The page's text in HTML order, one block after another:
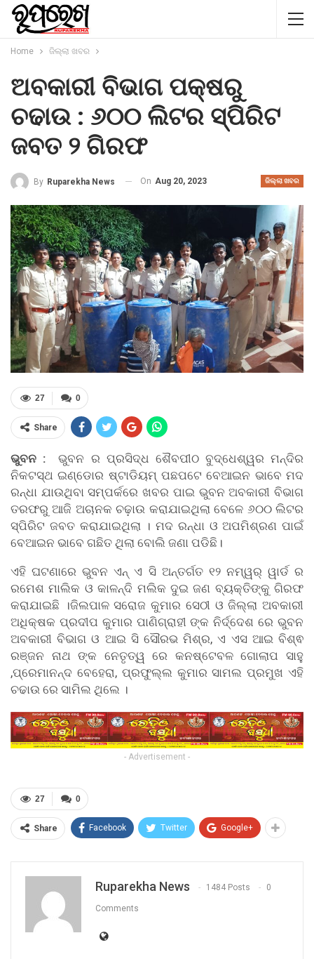
Home ଜିଲ୍ଲା ଖବର
ଅବକାରୀ ବିଭାଗ ପକ୍ଷରୁ
ଚଢାଉ : ୬୦୦ ଲିଟର ସ୍ପିରିଟ
ଜବତ ୨ ଗିରଫ
ଜିଲ୍ଲା ଖବର
By Ruparekha News On Aug 20, 2023
0
27
Share
ଭୁବନ : ଭୁବନ ର ପ୍ରସିଦ୍ଧ ଶୈବପୀଠ ବୁଦ୍ଧେଶ୍ୱର ମନ୍ଦିର
ନିକଟସ୍ଥ ଇଣ୍ଡୋର ଷ୍ଟାଡିୟମ୍ ପଛପଟେ ବେଆଇନ ଭାବେ ମଦ
ରନ୍ଧା ଯାଉଥିବା ସମ୍ପର୍କରେ ଖବର ପାଇ ଭୁବନ ଅବକାରୀ ବିଭାଗ
ତରଫରୁ ଆଜି ଅଚାନକ ଚଢ଼ାଉ କରାଯାଇଥିଲା ବେଳେ ୬୦୦ ଲିଟର
ସ୍ପିରିଟ ଜବତ କରାଯାଇଥିଲା । ମଦ ରନ୍ଧା ଓ ଅପମିଶ୍ରଣ ପାଇଁ
ବେଆଇନ ଭାବେ ଗଛିତ ଥିଲା ବୋଲି ଜଣା ପଡିଛି।
ଏହି ଘଟଣାରେ ଭୁବନ ଏନ୍ ଏ ସି ଅନ୍ତର୍ଗତ ୧୨ ନମ୍ୱର୍ ୱାର୍ଡ ର
ରମେଶ ମାଲିକ ଓ କାଳନ୍ଦି ମଲିକ ଦୁଇ ଜଣ ବ୍ୟକ୍ତିଙ୍କୁ ଗିରଫ
କରାଯାଇଛି ।ଜିଲପାଳ ସରୋଜ କୁମାର ସେଠୀ ଓ ଜିଲ୍ଲା ଅବକାରୀ
ଅଧିକ୍ଷକ ପ୍ରଦୀପ କୁମାର ପାଣିଗ୍ରାହୀ ଙ୍କ ନିର୍ଦ୍ଦେଶ ରେ ଭୁବନ
ଅବକାରୀ ବିଭାଗ ଓ ଆଇ ସି ସୌରଭ ମିଶ୍ର, ଏ ଏସ ଆଇ ବିଶ୍ଵ
ରଞ୍ଜନ ନାଥ ଙ୍କ ନେତୃତ୍ୱ ରେ କନଷ୍ଟେବଳ ଗୋଲାପ ସାହୁ
,ପ୍ରେମାନନ୍ଦ ବେହେରା, ପ୍ରଫୁଲ୍ଲ କୁମାର ସାମଲ ପ୍ରମୁଖ ଏହି
ଚଢାଉ ରେ ସାମିଲ ଥିଲେ ।
- Advertisement -
0
27
Share Facebook Twitter Google+
Ruparekha News 1484 Posts 0
Comments